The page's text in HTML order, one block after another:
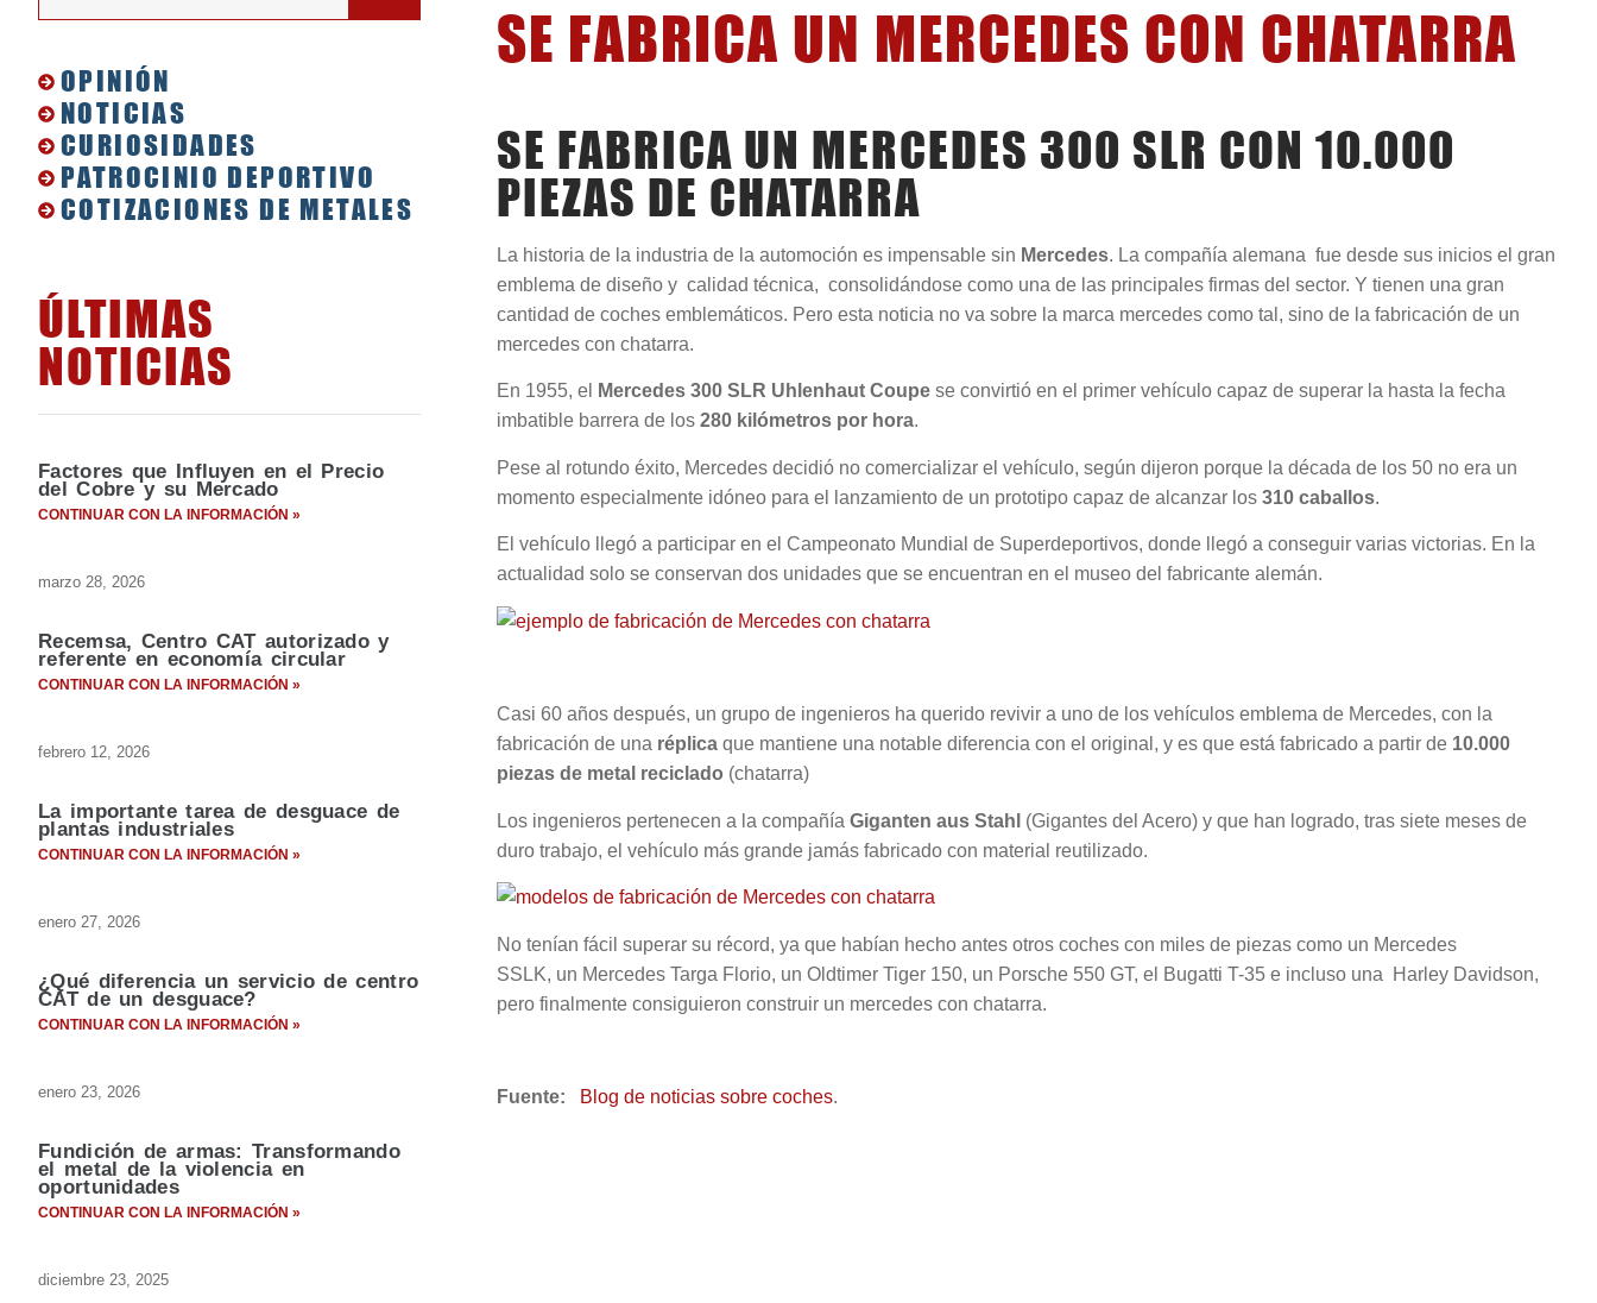
OPINIÓN
NOTICIAS
CURIOSIDADES
PATROCINIO DEPORTIVO
COTIZACIONES DE METALES
ÚLTIMAS
NOTICIAS
Factores que Influyen en el Precio
del Cobre y su Mercado
CONTINUAR CON LA INFORMACIÓN »
marzo 28, 2026
Recemsa, Centro CAT autorizado y
referente en economía circular
CONTINUAR CON LA INFORMACIÓN »
febrero 12, 2026
La importante tarea de desguace de
plantas industriales
CONTINUAR CON LA INFORMACIÓN »
enero 27, 2026
¿Qué diferencia un servicio de centro
CAT de un desguace?
CONTINUAR CON LA INFORMACIÓN »
enero 23, 2026
Fundición de armas: Transformando
el metal de la violencia en
oportunidades
CONTINUAR CON LA INFORMACIÓN »
diciembre 23, 2025
SE FABRICA UN MERCEDES CON CHATARRA
SE FABRICA UN MERCEDES 300 SLR CON 10.000
PIEZAS DE CHATARRA
La historia de la industria de la automoción es impensable sin Mercedes. La compañía alemana fue desde sus inicios el gran
emblema de diseño y calidad técnica, consolidándose como una de las principales firmas del sector. Y tienen una gran
cantidad de coches emblemáticos. Pero esta noticia no va sobre la marca mercedes como tal, sino de la fabricación de un
mercedes con chatarra.
En 1955, el Mercedes 300 SLR Uhlenhaut Coupe se convirtió en el primer vehículo capaz de superar la hasta la fecha
imbatible barrera de los280 kilómetros por hora.
Pese al rotundo éxito, Mercedes decidió no comercializar el vehículo, según dijeron porque la década de los 50 no era un
momento especialmente idóneo para el lanzamiento de un prototipo capaz de alcanzar los310 caballos.
El vehículo llegó a participar en el Campeonato Mundial de Superdeportivos, donde llegó a conseguir varias victorias. En la
actualidad solo se conservan dos unidades que se encuentran en el museo del fabricante alemán.
Casi 60 años después, un grupo de ingenieros ha querido revivir a uno de los vehículos emblema de Mercedes, con la
fabricación de una réplica que mantiene una notable diferencia con el original, y es que está fabricado a partir de 10.000
piezas de metal reciclado (chatarra)
Los ingenieros pertenecen a la compañíaGiganten aus Stahl (Gigantes del Acero) y que han logrado, tras siete meses de
duro trabajo, el vehículo más grande jamás fabricado con material reutilizado.
No tenían fácil superar su récord, ya que habían hecho antes otros coches con miles de piezas como un Mercedes
SSLK, un Mercedes Targa Florio, un Oldtimer Tiger 150, un Porsche 550 GT, el Bugatti T-35 e incluso una Harley Davidson,
pero finalmente consiguieron construir un mercedes con chatarra.
Fuente: Blog de noticias sobre coches.